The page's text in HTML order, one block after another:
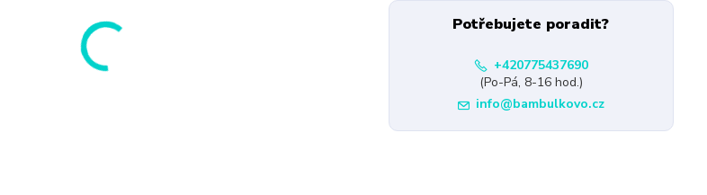
Potřebujete poradit?
+420775437690
(Po-Pá, 8-16 hod.)
info@bambulkovo.cz